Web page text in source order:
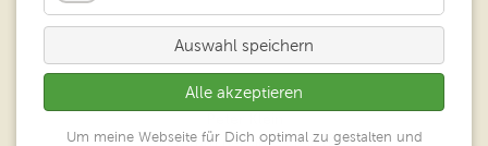
Datenschutz
Zentrum geistiges Heilen
Auswahl speichern
Alle akzeptieren
Um meine Webseite für Dich optimal zu gestalten und